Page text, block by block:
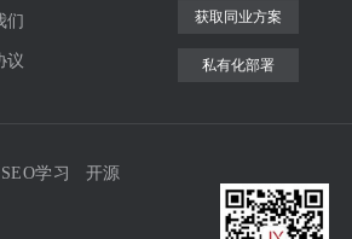
们
议
获取同业方案
私有化部署
SEO学习 开源